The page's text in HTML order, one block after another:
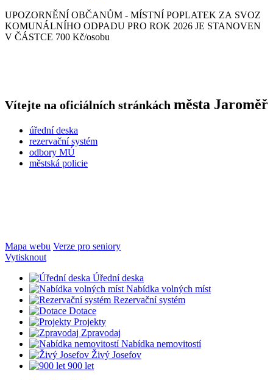
UPOZORNĚNÍ OBČANŮM - MÍSTNÍ POPLATEK ZA SVOZ
KOMUNÁLNÍHO ODPADU PRO ROK 2026 JE STANOVEN
V ČÁSTCE 700 Kč/osobu
Vítejte na oficiálních stránkách města Jaroměř
úřední deska
rezervační systém
odbory MÚ
městská policie
Mapa webu Verze pro seniory
Vytisknout
Úřední deska
Nabídka volných míst
Rezervační systém
Dotace
Projekty
Zpravodaj
Nabídka nemovitostí
Živý Josefov
900 let